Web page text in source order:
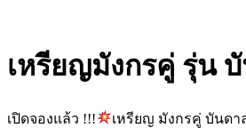
เหรียญมังกรคู่ รุ่น
เปิดจองแล้ว !!! เหรียญ มังกรคู่ บันดา